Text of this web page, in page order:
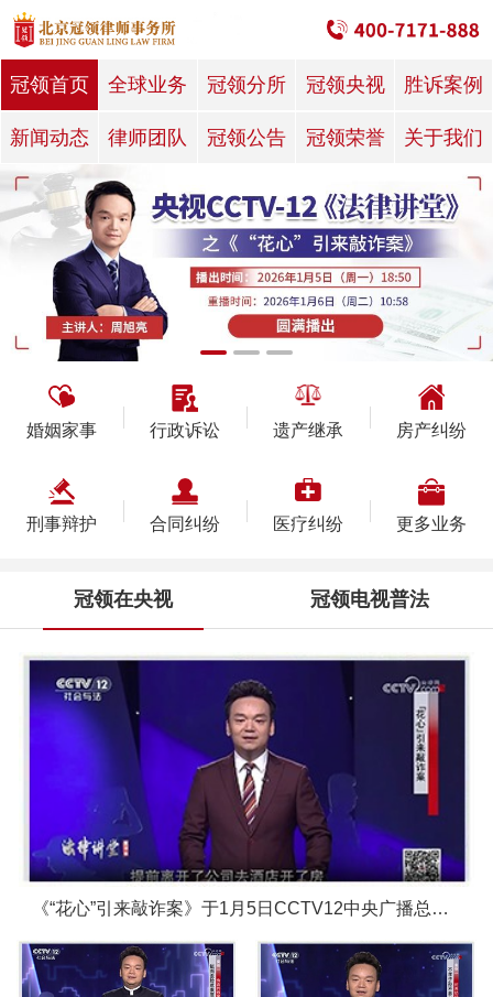
冠领首页 全球业务 冠领分所 冠领央视 胜诉案例
新闻动态 律师团队 冠领公告 冠领荣誉 关于我们
婚姻家事 行政诉讼 遗产继承 房产纠纷
刑事辩护 合同纠纷 医疗纠纷 更多业务
冠领在央视 冠领电视普法
《“花心”引来敲诈案》于1月5日CCTV12中央广播总台圆满播出